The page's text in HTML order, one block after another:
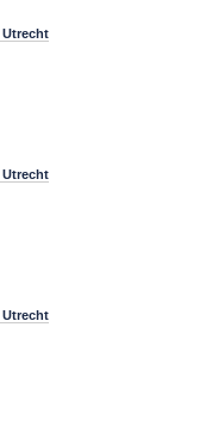
Utrecht
Utrecht
Utrecht